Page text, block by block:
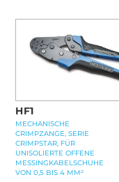
HF1
MECHANISCHE
CRIMPZANGE, SERIE
CRIMPSTAR, FÜR
UNISOLIERTE OFFENE
MESSINGKABELSCHUHE
VON 0,5 BIS 4 MM²